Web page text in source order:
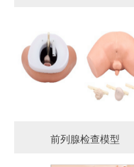
前列腺检查模型